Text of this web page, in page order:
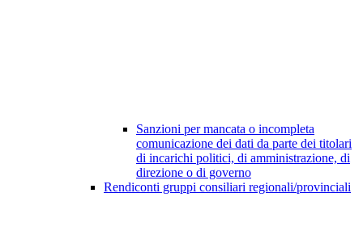
Sanzioni per mancata o incompleta
comunicazione dei dati da parte dei titolari
di incarichi politici, di amministrazione, di
direzione o di governo
Rendiconti gruppi consiliari regionali/provinciali